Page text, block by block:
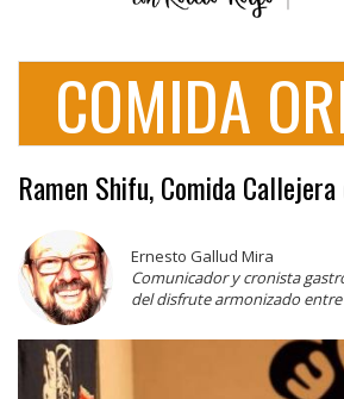
COMIDA
Ramen Shifu, Comida
Ernesto Gallud Mira
Comunicador y cronista
del disfrute armonizado